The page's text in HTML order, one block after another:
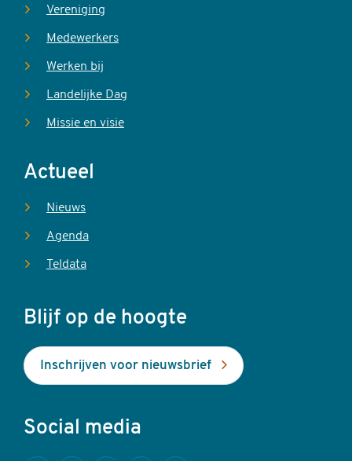
Vereniging
Medewerkers
Werken bij
Landelijke Dag
Missie en visie
Actueel
Nieuws
Agenda
Teldata
Blijf op de hoogte
Inschrijven voor nieuwsbrief
Social media